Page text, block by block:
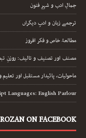
جمالِ ادب و شہرِ فنون
ترجمے زبان و ادبِ دیگراں
مطالعۂ خاص و فکر افروز
مصنف اور تصنیف و تالیف: روزنِ
ماحولیات، پائیدار مستقبل اور تعلیم
Languages: English Parlour
ON FACEBOOK